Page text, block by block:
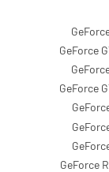
GeForce
GeForce
GeForce